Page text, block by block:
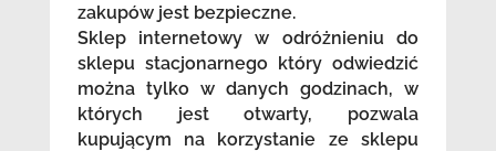
zakupów jest bezpieczne.
Sklep internetowy w odróżnieniu do
sklepu stacjonarnego który odwiedzić
można tylko w danych godzinach, w
których jest otwarty, pozwala
kupującym na korzystanie ze sklepu